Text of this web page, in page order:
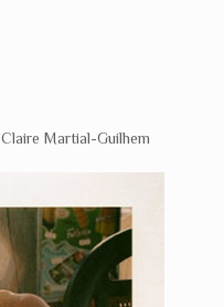
Claire Martial-Guilhem